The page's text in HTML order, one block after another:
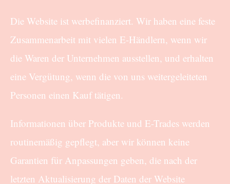
Die Website ist werbefinanziert. Wir haben eine feste
Zusammenarbeit mit vielen E-Händlern, wenn wir
die Waren der Unternehmen ausstellen, und erhalten
eine Vergütung, wenn die von uns weitergeleiteten
Personen einen Kauf tätigen.
Informationen über Produkte und E-Trades werden
routinemäßig gepflegt, aber wir können keine
Garantien für Anpassungen geben, die nach der
letzten Aktualisierung der Daten der Website